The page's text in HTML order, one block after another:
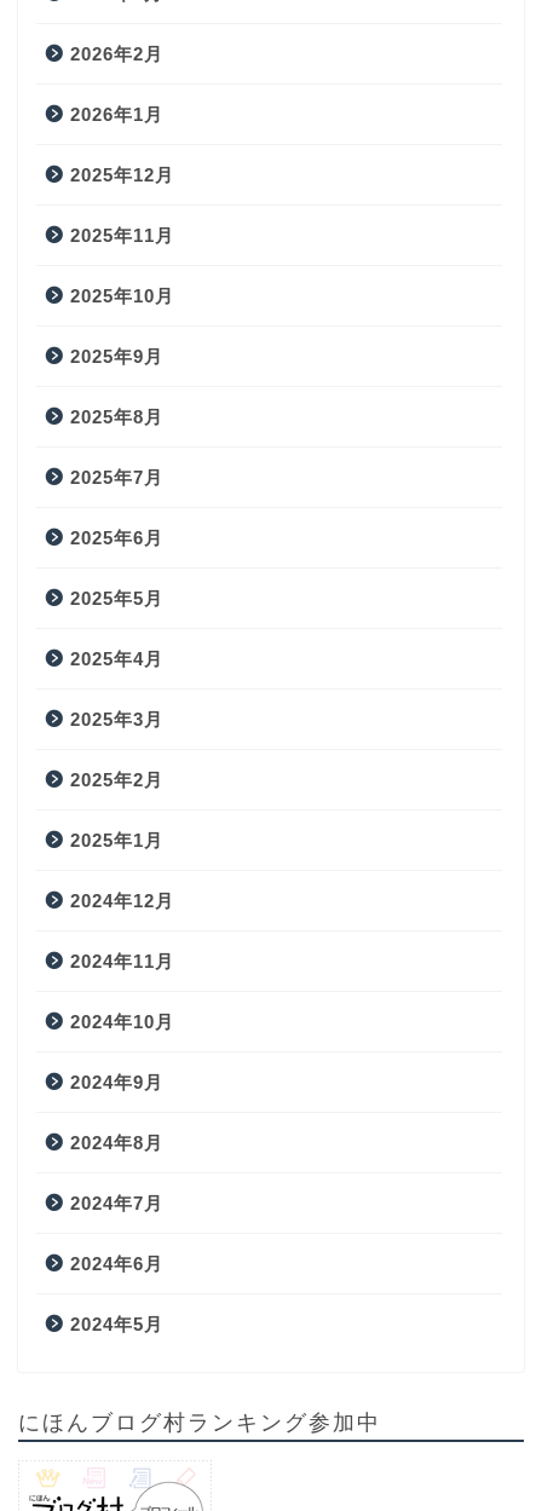
2026年2月
2026年1月
2025年12月
2025年11月
2025年10月
2025年9月
2025年8月
2025年7月
2025年6月
2025年5月
2025年4月
2025年3月
2025年2月
2025年1月
2024年12月
2024年11月
2024年10月
2024年9月
2024年8月
2024年7月
2024年6月
2024年5月
にほんブログ村ランキング参加中